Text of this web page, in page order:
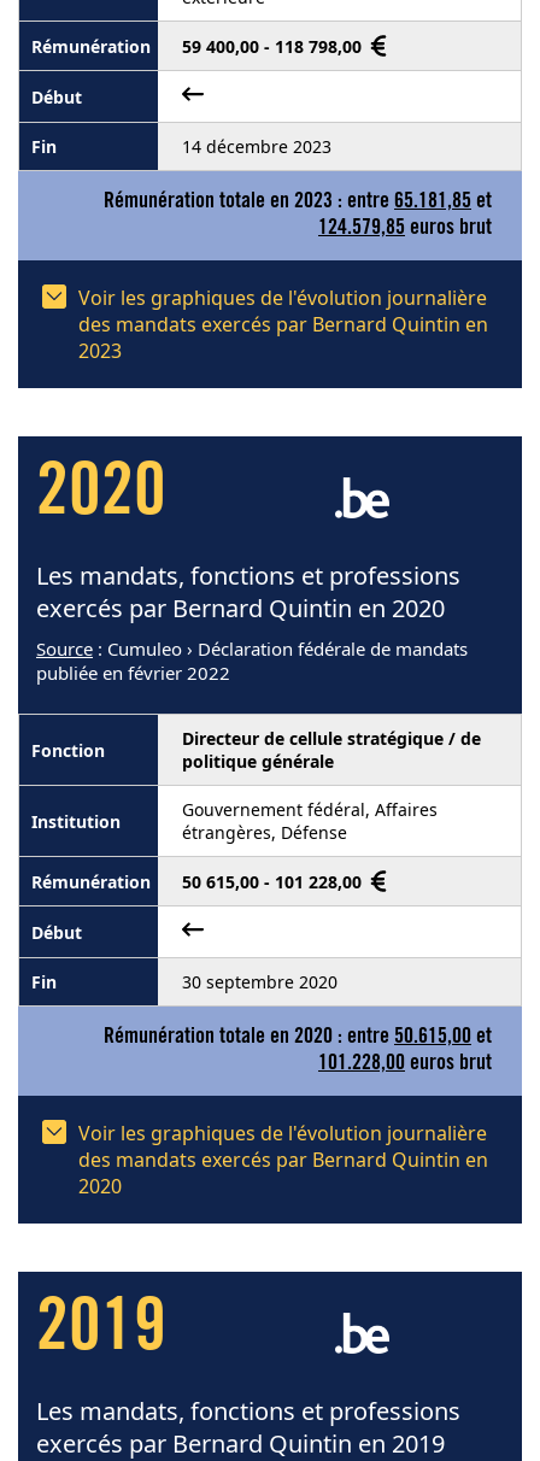
59 400,00 - 118 798,00
14 décembre 2023
Rémunération totale en 2023 : entre 65.181,85 et
124.579,85 euros brut
Voir les graphiques de l'évolution journalière
des mandats exercés par Bernard Quintin en
2023
2020
Les mandats, fonctions et professions
exercés par Bernard Quintin en 2020
Source : Cumuleo › Déclaration fédérale de mandats
publiée en février 2022
Directeur de cellule stratégique / de
politique générale
Gouvernement fédéral, Affaires
étrangères, Défense
50 615,00 - 101 228,00
30 septembre 2020
Rémunération totale en 2020 : entre 50.615,00 et
101.228,00 euros brut
Voir les graphiques de l'évolution journalière
des mandats exercés par Bernard Quintin en
2020
2019
Les mandats, fonctions et professions
exercés par Bernard Quintin en 2019